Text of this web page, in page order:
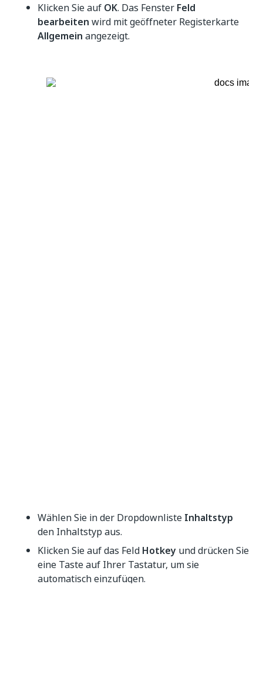
Klicken Sie auf OK. Das Fenster Feld
bearbeiten wird mit geöffneter Registerkarte
Allgemein angezeigt.
Wählen Sie in der Dropdownliste Inhaltstyp
den Inhaltstyp aus.
Klicken Sie auf das Feld Hotkey und drücken Sie
eine Taste auf Ihrer Tastatur, um sie
automatisch einzufügen.